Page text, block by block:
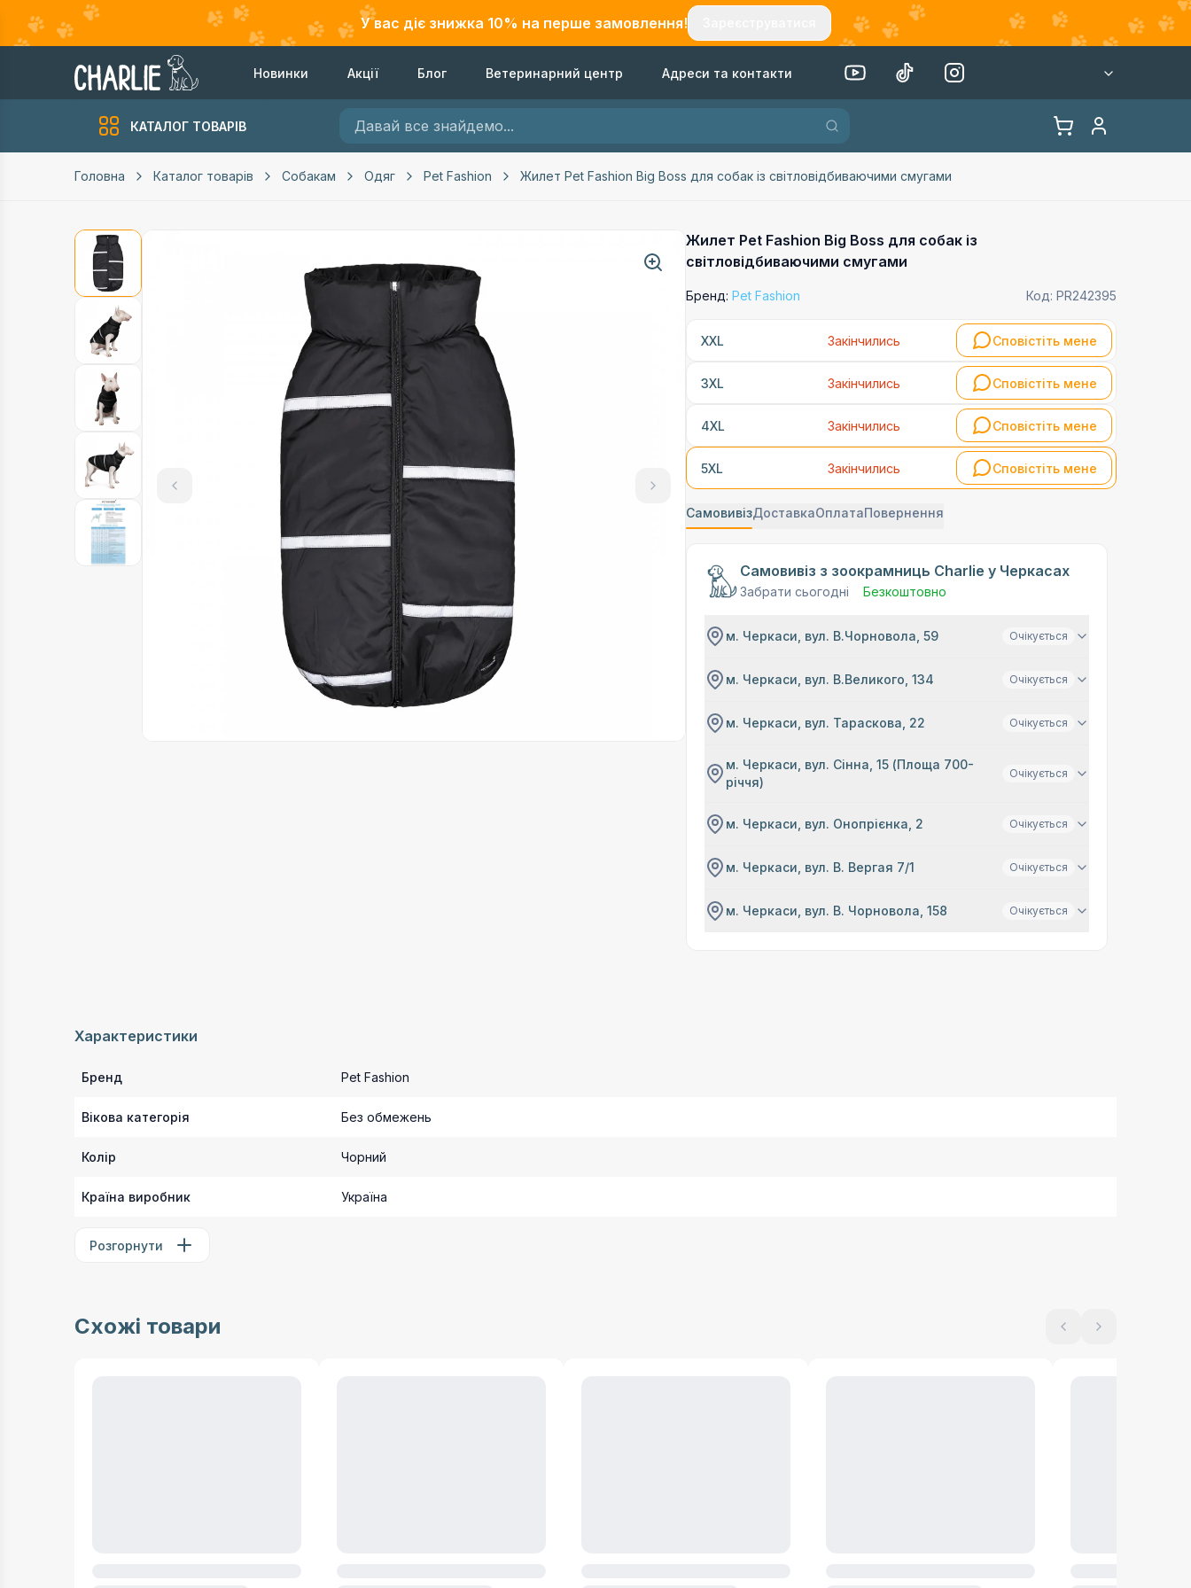
У вас діє знижка 10% на перше замовлення!
Новинки Акції Блог Ветеринарний центр Адреси та контакти
КАТАЛОГ ТОВАРІВ
Головна Каталог товарів Собакам Одяг Pet Fashion Жилет Pet Fashion Big Boss для собак із світловідбиваючими смугами
Жилет Pet Fashion Big Boss для собак із
світловідбиваючими смугами
Бренд: Pet Fashion Код: PR242395
XXL Закінчились Сповістіть мене
3XL Закінчились Сповістіть мене
4XL Закінчились Сповістіть мене
5XL Закінчились Сповістіть мене
СамовивізДоставкаОплатаПовернення
Самовивіз з зоокрамниць Charlie у Черкасах
Забрати сьогодні Безкоштовно
м. Черкаси, вул. В.Чорновола, 59 Очікується
м. Черкаси, вул. В.Великого, 134 Очікується
м. Черкаси, вул. Тараскова, 22 Очікується
м. Черкаси, вул. Сінна, 15 (Площа 700-
річчя)
Очікується
м. Черкаси, вул. Онопрієнка, 2 Очікується
м. Черкаси, вул. В. Вергая 7/1 Очікується
м. Черкаси, вул. В. Чорновола, 158 Очікується
Характеристики
Бренд Pet Fashion
Вікова категорія Без обмежень
Колір Чорний
Країна виробник Україна
Розгорнути
Схожі товари